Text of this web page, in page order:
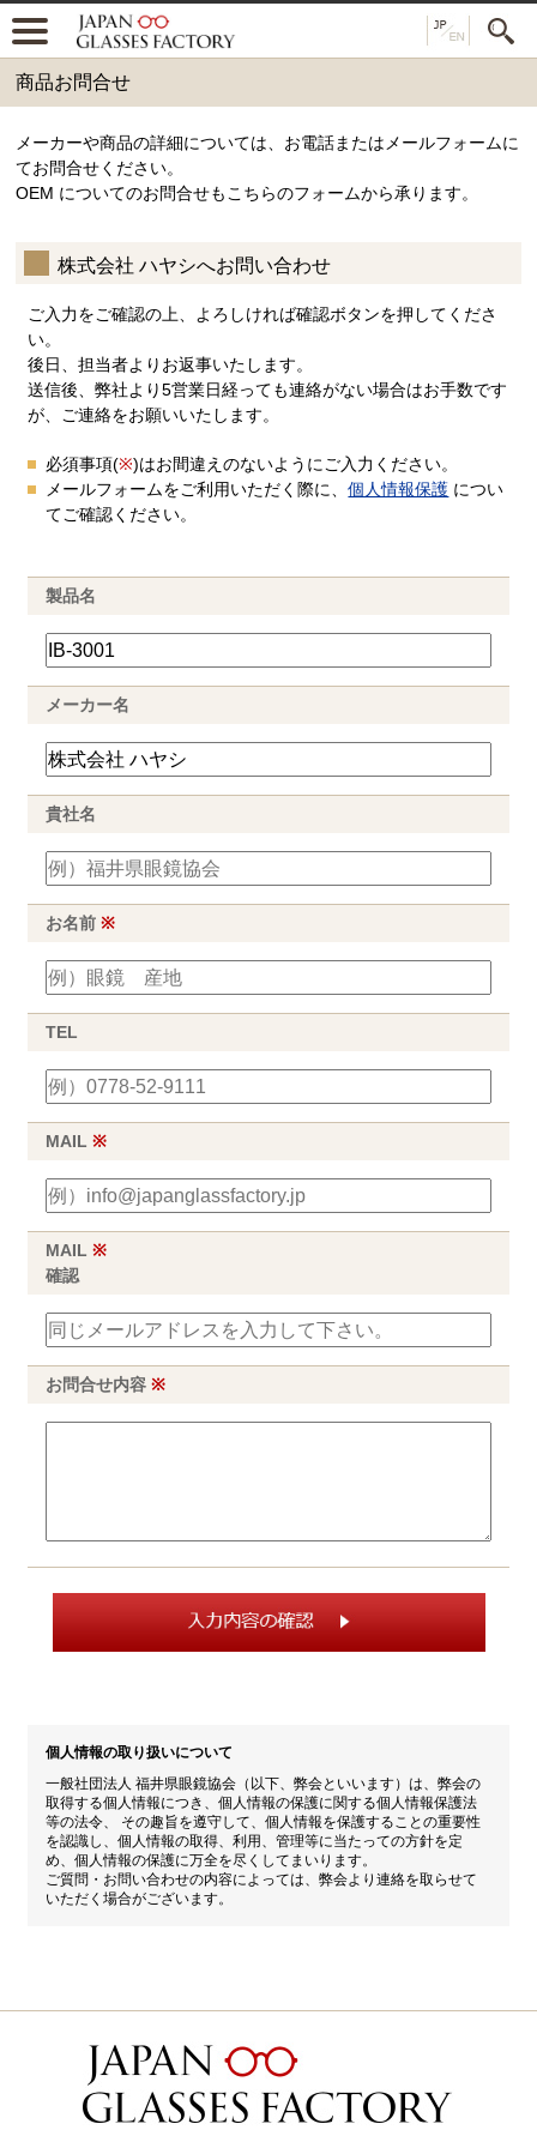
商品お問合せ
メーカーや商品の詳細については、お電話またはメールフォームに
てお問合せください。
OEM についてのお問合せもこちらのフォームから承ります。
株式会社 ハヤシへお問い合わせ
ご入力をご確認の上、よろしければ確認ボタンを押してくださ
い。
後日、担当者よりお返事いたします。
送信後、弊社より5営業日経っても連絡がない場合はお手数です
が、ご連絡をお願いいたします。
必須事項(※)はお間違えのないようにご入力ください。
メールフォームをご利用いただく際に、個人情報保護 につい
てご確認ください。
製品名
メーカー名
貴社名
お名前※
TEL
MAIL※
MAIL※
確認
お問合せ内容※
個人情報の取り扱いについて
一般社団法人 福井県眼鏡協会（以下、弊会といいます）は、弊会の
取得する個人情報につき、個人情報の保護に関する個人情報保護法
等の法令、 その趣旨を遵守して、個人情報を保護することの重要性
を認識し、個人情報の取得、利用、管理等に当たっての方針を定
め、個人情報の保護に万全を尽くしてまいります。
ご質問・お問い合わせの内容によっては、弊会より連絡を取らせて
いただく場合がございます。